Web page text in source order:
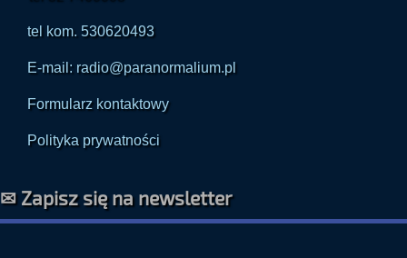
tel kom. 530620493
E-mail: radio@paranormalium.pl
Formularz kontaktowy
Polityka prywatności
✉ Zapisz się na newsletter